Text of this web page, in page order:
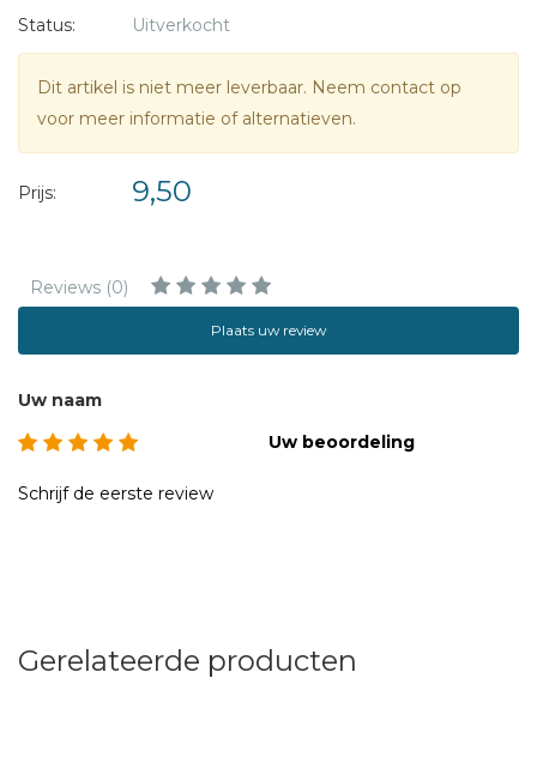
Piep!
Status:
Uitverkocht
Dit artikel is niet meer leverbaar. Neem contact op
voor meer informatie of alternatieven.
Prijs: 9,50
Reviews (0)
Plaats uw review
Uw naam
Uw beoordeling
Schrijf de eerste review
Gerelateerde producten